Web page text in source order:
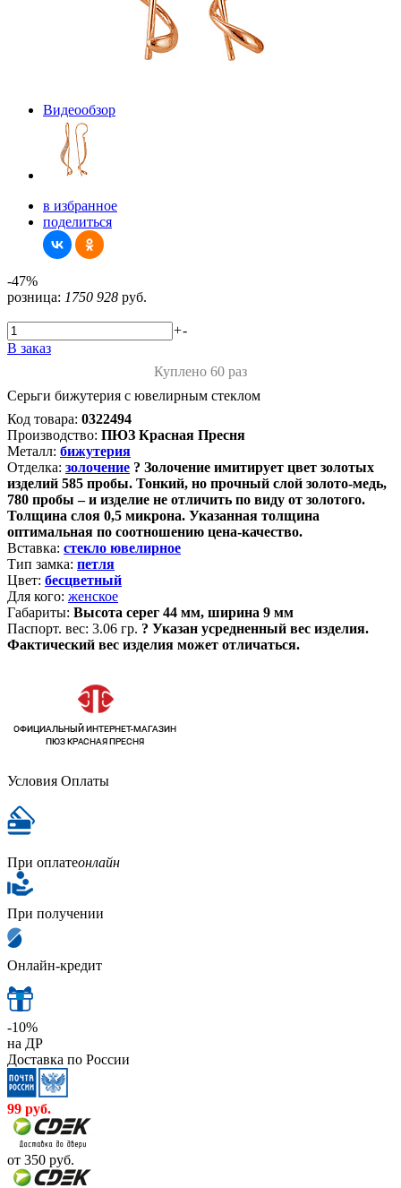
Видеообзор
в избранное
поделиться
-47%
розница: 1750 928 руб.
+-
В заказ
Куплено 60 раз
Серьги бижутерия с ювелирным стеклом
Код товара: 0322494
Производство: ПЮЗ Красная Пресня
Металл: бижутерия
Отделка: золочение ? Золочение имитирует цвет золотых
изделий 585 пробы. Тонкий, но прочный слой золото-медь,
780 пробы – и изделие не отличить по виду от золотого.
Толщина слоя 0,5 микрона. Указанная толщина
оптимальная по соотношению цена-качество.
Вставка: стекло ювелирное
Тип замка: петля
Цвет: бесцветный
Для кого: женское
Габариты: Высота серег 44 мм, ширина 9 мм
Паспорт. вес: 3.06 гр. ? Указан усредненный вес изделия.
Фактический вес изделия может отличаться.
Условия Оплаты
При оплатеонлайн
При получении
Онлайн-кредит
-10%
на ДР
Доставка по России
99 руб.
от 350 руб.